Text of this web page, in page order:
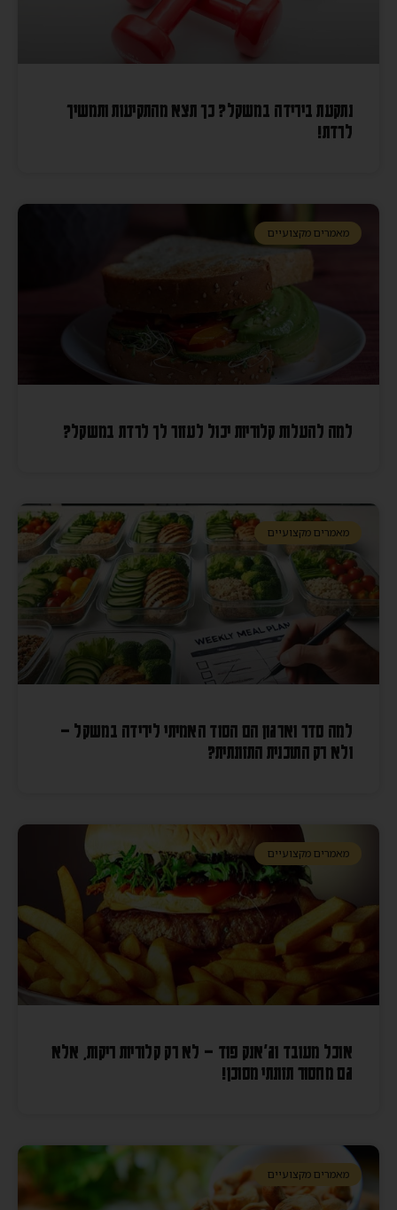
נתקעת בירידה במשקל? כך תצא מהתקיעות ותמשיך
לרדת!
מאמרים מקצועיים
למה להעלות קלוריות יכול לעזור לך לרדת במשקל?
מאמרים מקצועיים
למה סדר וארגון הם הסוד האמיתי לירידה במשקל –
ולא רק התוכנית התזונתית?
מאמרים מקצועיים
אוכל מעובד וג'אנק פוד – לא רק קלוריות ריקות, אלא
גם מחסור תזונתי מסוכן!
מאמרים מקצועיים